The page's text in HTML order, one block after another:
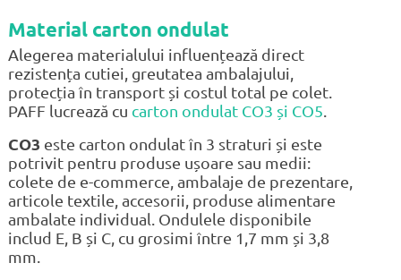
Material carton ondulat
Alegerea materialului influențează direct
rezistența cutiei, greutatea ambalajului,
protecția în transport și costul total pe colet.
PAFF lucrează cu carton ondulat CO3 și CO5.
CO3 este carton ondulat în 3 straturi și este
potrivit pentru produse ușoare sau medii:
colete de e-commerce, ambalaje de prezentare,
articole textile, accesorii, produse alimentare
ambalate individual. Ondulele disponibile
includ E, B și C, cu grosimi între 1,7 mm și 3,8
mm.